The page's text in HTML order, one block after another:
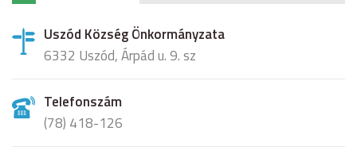
Uszód Község Önkormányzata
6332 Uszód, Árpád u. 9. sz
Telefonszám
(78) 418-126